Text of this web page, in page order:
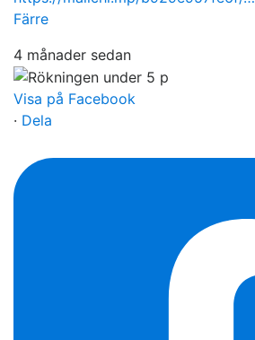
Färre
4 månader sedan
Visa på Facebook
· Dela